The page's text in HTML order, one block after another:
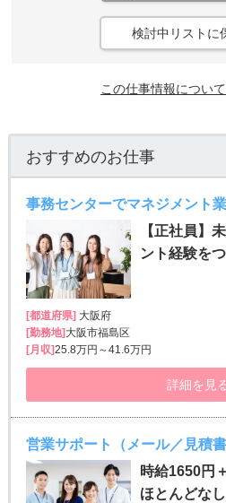
検討中リストに
この仕事情報につい
おすすめのお仕事
事務センターでマネジメント
【正社員】
ント経験を
[都道府県] 大阪府
[勤務地] 大阪市福島区
[月収]25.8万円～41.6万円
詳細を見
営業サポート（メール／見積書
時給1650円
ほとんどな